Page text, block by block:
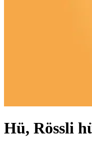
Hü, Rössli